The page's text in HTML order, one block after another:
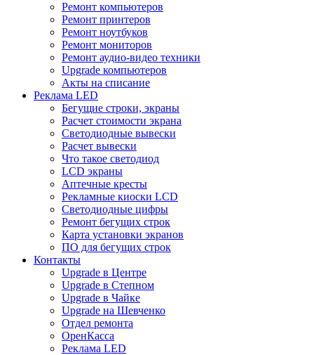
Ремонт компьютеров
Ремонт принтеров
Ремонт ноутбуков
Ремонт мониторов
Ремонт аудио-видео техники
Upgrade компьютеров
Акты на списание
Реклама LED
Бегущие строки, экраны
Расчет стоимости экрана
Светодиодные вывески
Расчет вывески
Что такое светодиод
LCD экраны
Аптечные кресты
Рекламные киоски LCD
Светодиодные цифры
Ремонт бегущих строк
Карта установки экранов
ПО для бегущих строк
Контакты
Upgrade в Центре
Upgrade в Степном
Upgrade в Чайке
Upgrade на Шевченко
Отдел ремонта
ОренКасса
Реклама LED